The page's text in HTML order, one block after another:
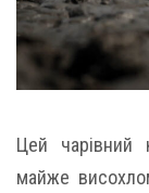
Цей чарівний
майже